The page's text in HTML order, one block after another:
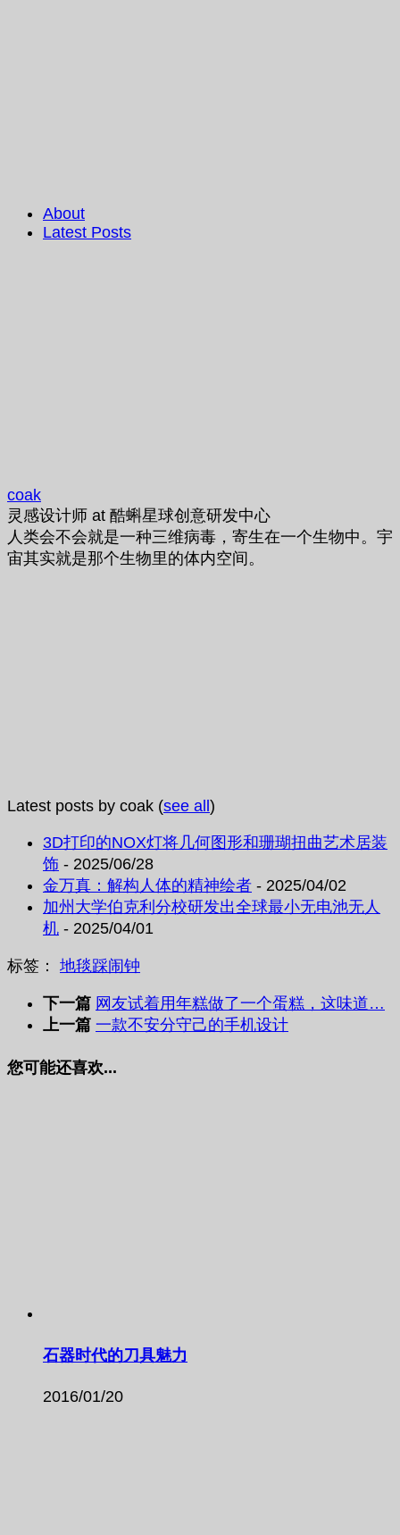
About
Latest Posts
coak
灵感设计师 at 酷蝌星球创意研发中心
人类会不会就是一种三维病毒，寄生在一个生物中。宇
宙其实就是那个生物里的体内空间。
Latest posts by coak (see all)
3D打印的NOX灯将几何图形和珊瑚扭曲艺术居装
饰 - 2025/06/28
金万真：解构人体的精神绘者 - 2025/04/02
加州大学伯克利分校研发出全球最小无电池无人
机 - 2025/04/01
标签： 地毯踩闹钟
下一篇 网友试着用年糕做了一个蛋糕，这味道…
上一篇 一款不安分守己的手机设计
您可能还喜欢...
石器时代的刀具魅力
2016/01/20